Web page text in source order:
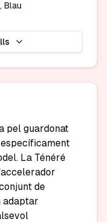
Blau
pel guardonat
La Ténéré
de
adaptar